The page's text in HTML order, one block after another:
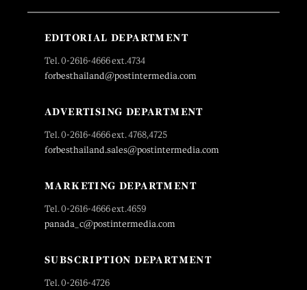
EDITORIAL DEPARTMENT
Tel. 0-2616-4666 ext.4734
forbesthailand@postintermedia.com
ADVERTISING DEPARTMENT
Tel. 0-2616-4666 ext. 4768,4725
forbesthailand.sales@postintermedia.com
MARKETING DEPARTMENT
Tel. 0-2616-4666 ext.4659
panada_c@postintermedia.com
SUBSCRIPTION DEPARTMENT
Tel. 0-2616-4726